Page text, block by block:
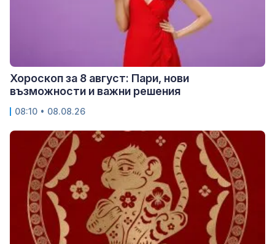
Хороскоп за 8 август: Пари, нови
възможности и важни решения
08:10 • 08.08.26